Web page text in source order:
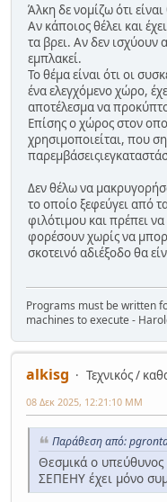
Άλκη δε νομίζω ότι
Αν κάποιος θέλει και
τα βρει. Αν δεν ισχύουν
εμπλακεί.
Το θέμα είναι ότι οι
ένα ελεγχόμενο χώρο,
αποτέλεσμα να
Επίσης ο χώρος στον
χρησιμοποιείται, που
Δεν θέλω να
το οποίο ξεφεύγει από
φιλότιμου και πρέπει
φορέσουν χωρίς να
σκοτεινό αδιέξοδο θα
Programs must be written
machines to execute -
alkisg
Τεχνικός /
08 Δεκ 2025, 12:21:10 ΜΜ
Παράθεση από:
Θεσμικά ο
ΣΕΠΕΗΥ έχει μόνο